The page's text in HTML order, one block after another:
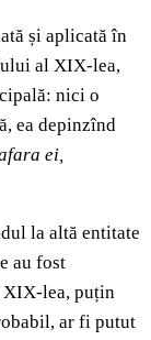
și aplicată în
al XIX-lea,
nici o
ea depinzînd
ei,
la altă entitate
au fost
XIX-lea, puțin
ar fi putut